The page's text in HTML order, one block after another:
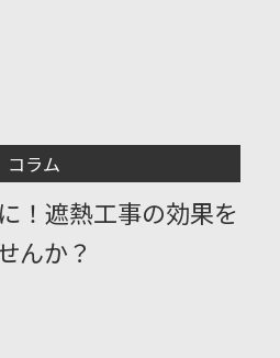
コラム
！遮熱工事の効果を
んか？